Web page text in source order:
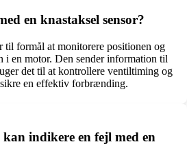
en knastaksel sensor?
til formål at monitorere positionen og
i en motor. Den sender information til
det til at kontrollere ventiltiming og
en effektiv forbrænding.
indikere en fejl med en